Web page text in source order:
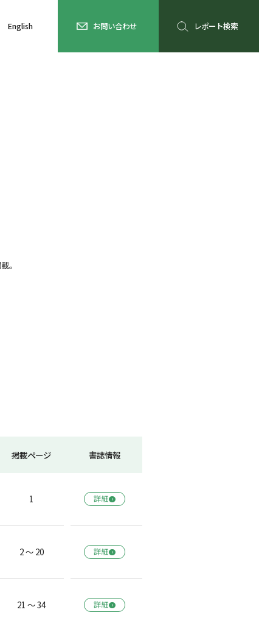
English お問い合わせ レポート検索
。
掲載ページ 書誌情報
1 詳細
2 ～ 20 詳細
21 ～ 34 詳細